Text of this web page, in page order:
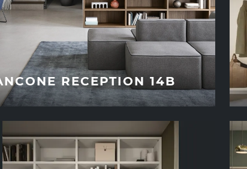
RECEPTION 14B